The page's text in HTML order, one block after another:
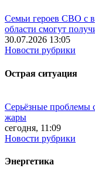
Семьи героев СВО с
области смогут
30.07.2026 13:05
Новости рубрики
Острая ситуация
Серьёзные проблемы
жары
сегодня, 11:09
Новости рубрики
Энергетика